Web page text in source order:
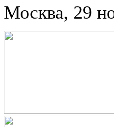
Москва, 29